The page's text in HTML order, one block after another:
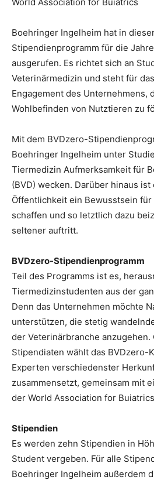
Boehringer Ingelheim hat in
Stipendienprogramm für die
ausgerufen. Es richtet sich an
Veterinärmedizin und steht für
Engagement des Unternehmens,
Wohlbefinden von Nutztieren zu
Mit dem BVDzero-
Boehringer Ingelheim unter
Tiermedizin Aufmerksamkeit für
(BVD) wecken. Darüber hinaus
Öffentlichkeit ein Bewusstsein
schaffen und so letztlich dazu
seltener auftritt.
BVDzero-Stipendienprogramm
Teil des Programms ist es,
Tiermedizinstudenten aus der
Denn das Unternehmen möchte
unterstützen, die stetig
der Veterinärbranche anzugehen.
Stipendiaten wählt das BVDzero-
Experten verschiedenster
zusammensetzt, gemeinsam mit
der World Association for
Stipendien
Es werden zehn Stipendien in
Student vergeben. Für alle
Boehringer Ingelheim außerdem